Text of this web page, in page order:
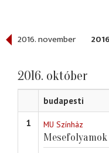
2016. november
2016. október
budapesti
1
MU Színház